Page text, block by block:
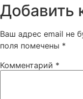
Добавить
Ваш адрес email не
поля помечены *
Комментарий *